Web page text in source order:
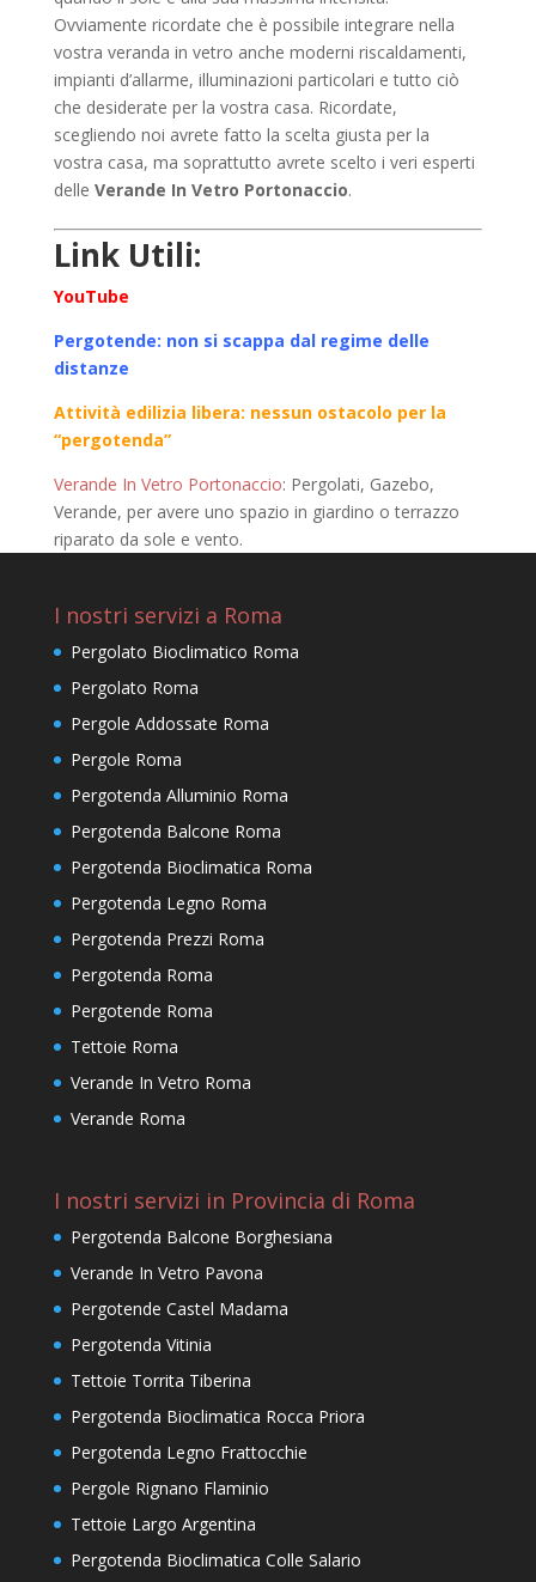
Ovviamente ricordate che è possibile integrare nella
vostra veranda in vetro anche moderni riscaldamenti,
impianti d’allarme, illuminazioni particolari e tutto ciò
che desiderate per la vostra casa. Ricordate,
scegliendo noi avrete fatto la scelta giusta per la
vostra casa, ma soprattutto avrete scelto i veri esperti
delle Verande In Vetro Portonaccio.
Link Utili:
YouTube
Pergotende: non si scappa dal regime delle
distanze
Attività edilizia libera: nessun ostacolo per la
“pergotenda”
Verande In Vetro Portonaccio: Pergolati, Gazebo,
Verande, per avere uno spazio in giardino o terrazzo
riparato da sole e vento.
I nostri servizi a Roma
Pergolato Bioclimatico Roma
Pergolato Roma
Pergole Addossate Roma
Pergole Roma
Pergotenda Alluminio Roma
Pergotenda Balcone Roma
Pergotenda Bioclimatica Roma
Pergotenda Legno Roma
Pergotenda Prezzi Roma
Pergotenda Roma
Pergotende Roma
Tettoie Roma
Verande In Vetro Roma
Verande Roma
I nostri servizi in Provincia di Roma
Pergotenda Balcone Borghesiana
Verande In Vetro Pavona
Pergotende Castel Madama
Pergotenda Vitinia
Tettoie Torrita Tiberina
Pergotenda Bioclimatica Rocca Priora
Pergotenda Legno Frattocchie
Pergole Rignano Flaminio
Tettoie Largo Argentina
Pergotenda Bioclimatica Colle Salario